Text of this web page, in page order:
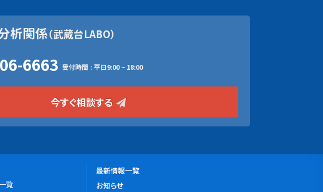
析関係（武蔵台LABO）
6663 受付時間 : 平日9:00 ~ 18:00
今すぐ相談する
覧
更
新
最新情報一覧
お知らせ